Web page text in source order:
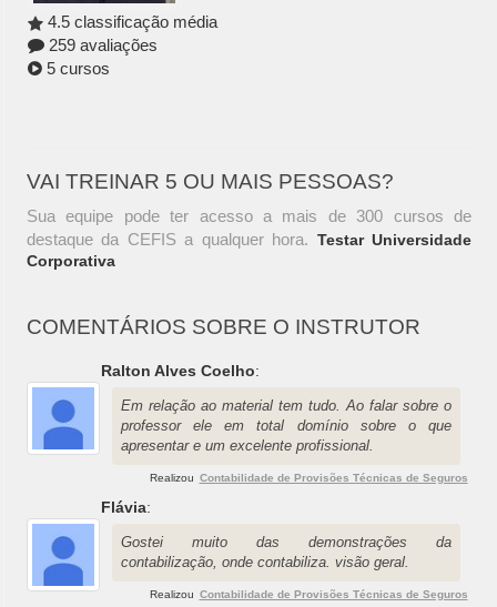
4.5 classificação média
259 avaliações
5 cursos
VAI TREINAR 5 OU MAIS PESSOAS?
Sua equipe pode ter acesso a mais de 300 cursos de
destaque da CEFIS a qualquer hora. Testar Universidade
Corporativa
COMENTÁRIOS SOBRE O INSTRUTOR
Ralton Alves Coelho:
Em relação ao material tem tudo. Ao falar sobre o
professor ele em total domínio sobre o que
apresentar e um excelente profissional.
Realizou Contabilidade de Provisões Técnicas de Seguros
Flávia:
Gostei muito das demonstrações da
contabilização, onde contabiliza. visão geral.
Realizou Contabilidade de Provisões Técnicas de Seguros